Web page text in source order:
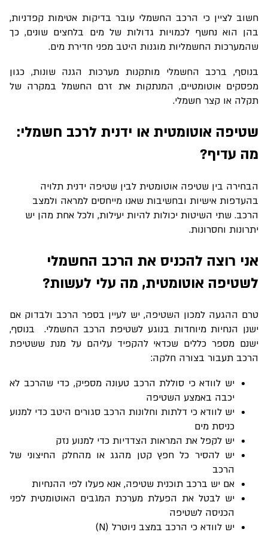
חשוב לציין כי הרכב החשמלי עובר בדיקות אטימות קפדניות,
בהן הוא נחשף לכמויות גדולות של מים בלחצים שונים, כך
שהמערכות החשמליות מוגנות היטב מפני חדירת מים.
בנוסף, ברכב החשמלי מותקנות מערכות הגנה שונות, כגון
מפסקים אוטומטיים, המנתקות את זרם החשמל במקרה של
תקלה או קצר חשמלי.
שטיפה אוטומטית או ידנית לרכב חשמלי:
מה עדיף?
הבחירה בין שטיפה אוטומטית לבין שטיפה ידנית תלויה
בהעדפות אישיות ובחשיבות שאנו מייחסים למראה ולמצב
הרכב. שתי השיטות יכולות להיות יעילות, ולכל אחת מהן יש
יתרונות וחסרונות.
אני רוצה להכניס את הרכב החשמלי
לשטיפה אוטומטית, מה עלי לעשות?
טרם ההגעה למכון השטיפה, יש לעיין בספר הרכב ולבדוק אם
ישנן הנחיות מיוחדות בנוגע לשטיפת הרכב החשמלי. בנוסף,
ישנם מספר כללים שכדאי להקפיד עליהם על מנת ששטיפת
הרכב תעבור בצורה חלקה:
יש לוודא כי סוללת הרכב טעונה מספיק, כדי שהרכב לא
יכבה באמצע השטיפה
יש לוודא כי דלתות וחלונות הרכב סגורים היטב כדי למנוע
כניסת מים
יש לקפל את המראות הצדדיות כדי למנוע נזק
יש להסיר כל חפץ קטן מהגג או מהחלק החיצוני של
הרכב
אם יש ברכב תוכנית שטיפה, אנא פעלו לפי ההנחיות
יש לבטל את הפעלת מערכת המגבים האוטומטית לפני
הכניסה לשטיפה
יש לוודא כי הרכב במצב ניוטרל (N
)